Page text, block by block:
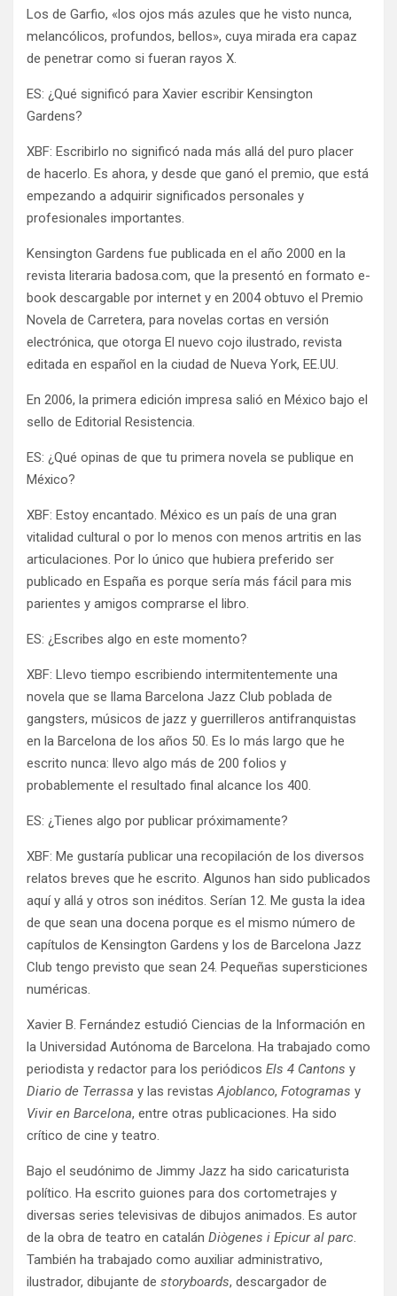
Los de Garfio, «los ojos más azules que he visto nunca,
melancólicos, profundos, bellos», cuya mirada era capaz
de penetrar como si fueran rayos X.
ES: ¿Qué significó para Xavier escribir Kensington
Gardens?
XBF: Escribirlo no significó nada más allá del puro placer
de hacerlo. Es ahora, y desde que ganó el premio, que está
empezando a adquirir significados personales y
profesionales importantes.
Kensington Gardens fue publicada en el año 2000 en la
revista literaria badosa.com, que la presentó en formato e-
book descargable por internet y en 2004 obtuvo el Premio
Novela de Carretera, para novelas cortas en versión
electrónica, que otorga El nuevo cojo ilustrado, revista
editada en español en la ciudad de Nueva York, EE.UU.
En 2006, la primera edición impresa salió en México bajo el
sello de Editorial Resistencia.
ES: ¿Qué opinas de que tu primera novela se publique en
México?
XBF: Estoy encantado. México es un país de una gran
vitalidad cultural o por lo menos con menos artritis en las
articulaciones. Por lo único que hubiera preferido ser
publicado en España es porque sería más fácil para mis
parientes y amigos comprarse el libro.
ES: ¿Escribes algo en este momento?
XBF: Llevo tiempo escribiendo intermitentemente una
novela que se llama Barcelona Jazz Club poblada de
gangsters, músicos de jazz y guerrilleros antifranquistas
en la Barcelona de los años 50. Es lo más largo que he
escrito nunca: llevo algo más de 200 folios y
probablemente el resultado final alcance los 400.
ES: ¿Tienes algo por publicar próximamente?
XBF: Me gustaría publicar una recopilación de los diversos
relatos breves que he escrito. Algunos han sido publicados
aquí y allá y otros son inéditos. Serían 12. Me gusta la idea
de que sean una docena porque es el mismo número de
capítulos de Kensington Gardens y los de Barcelona Jazz
Club tengo previsto que sean 24. Pequeñas supersticiones
numéricas.
Xavier B. Fernández estudió Ciencias de la Información en
la Universidad Autónoma de Barcelona. Ha trabajado como
periodista y redactor para los periódicos Els 4 Cantons y
Diario de Terrassa y las revistasAjoblanco, Fotogramas y
Vivir en Barcelona, entre otras publicaciones. Ha sido
crítico de cine y teatro.
Bajo el seudónimo de Jimmy Jazz ha sido caricaturista
político. Ha escrito guiones para dos cortometrajes y
diversas series televisivas de dibujos animados. Es autor
de la obra de teatro en catalán Diògenes i Epicur al parc.
También ha trabajado como auxiliar administrativo,
ilustrador, dibujante de storyboards, descargador de